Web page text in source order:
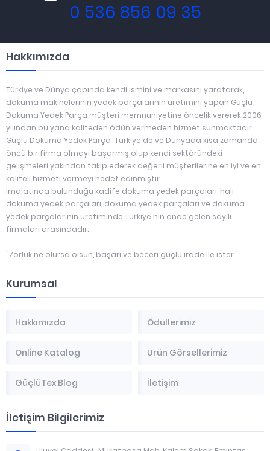
0 536 856 09 35
Hakkımızda
Türkiye ve Dünya çapında kendi ismini ve markasını yaratarak,
dokuma makinelerinin yedek parçalarının üretimini yapan Güçlü
Dokuma Yedek Parça müşteri memnuniyetine öncelik vererek 2006
yılından bu yana kaliteden ödün vermeden hizmet sunmaktadır.
Güçlü Dokuma Yedek Parça Türkiye de ve Dünyada kısa zamanda
öncü bir firma olmayı başarmış olup kendi sektöründeki
gelişmeleri yakından takip ederek değerli müşterilerine en iyi ve en
kaliteli hizmeti vermeyi hedef edinmiştir .
İmalatında bulunduğu kadife dokuma yedek parçaları, halı
dokuma yedek parçaları, dokuma yedek parçaları ve dokuma
yedek parçalarının üretiminde Türkiye'nin önde gelen sayılı
firmaları arasındadır.
"Zorluk ne olursa olsun, başarı ve beceri güçlü irade ile ister."
Kurumsal
Hakkımızda Ödüllerimiz
Online Katalog Ürün Görsellerimiz
GüçlüTex Blog İletişim
İletişim Bilgilerimiz